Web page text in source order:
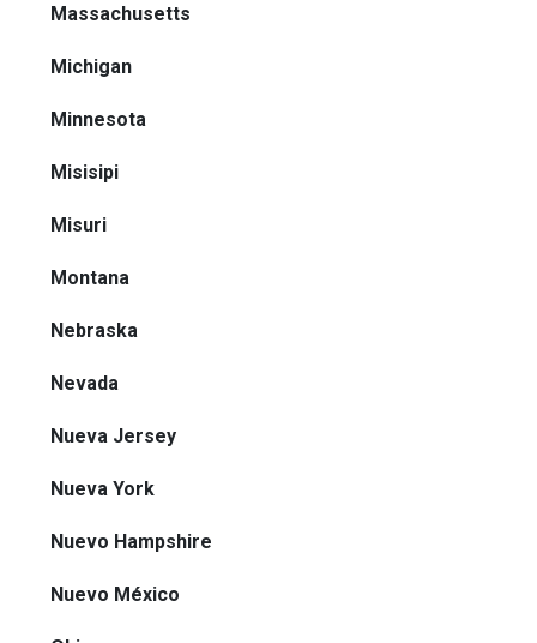
Massachusetts
Michigan
Minnesota
Misisipi
Misuri
Montana
Nebraska
Nevada
Nueva Jersey
Nueva York
Nuevo Hampshire
Nuevo México